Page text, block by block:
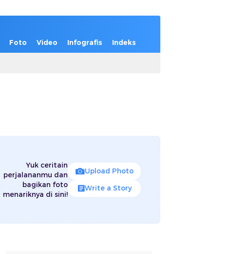
Foto Video Infografis Indeks
Yuk ceritain
perjalananmu dan
bagikan foto
menariknya di sini!
Upload Photo
Write a Story